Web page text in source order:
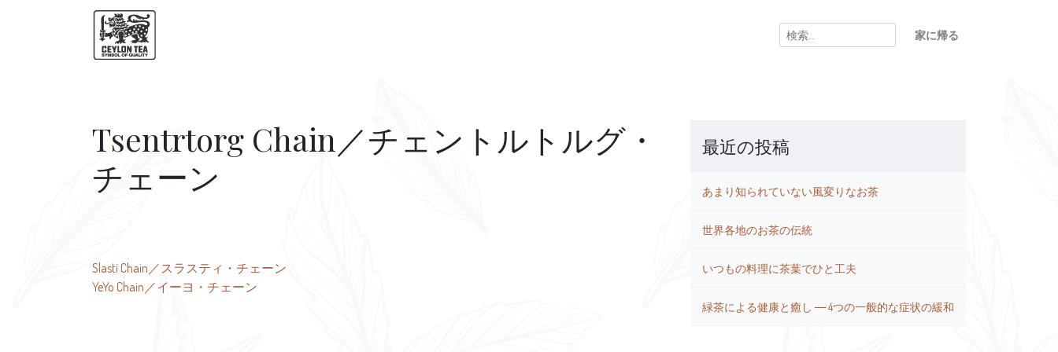
検
索:
家に帰る
最近の投稿
あまり知られていない風変りなお茶
世界各地のお茶の伝統
いつもの料理に茶葉でひと工夫
緑茶による健康と癒し ― 4つの一般的な症状の緩和
Tsentrtorg Chain／チェントルトルグ・
チェーン
投
稿
Slasti Chain／スラスティ・チェーン
YeYo Chain／イーヨ・チェーン